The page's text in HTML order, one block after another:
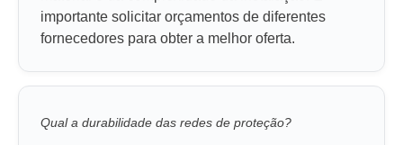
importante solicitar orçamentos de diferentes
fornecedores para obter a melhor oferta.
Qual a durabilidade das redes de proteção?